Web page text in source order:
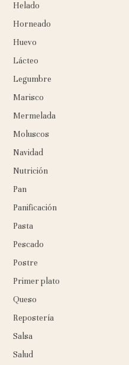
Helado
Horneado
Huevo
Lácteo
Legumbre
Marisco
Mermelada
Moluscos
Navidad
Nutrición
Pan
Panificación
Pasta
Pescado
Postre
Primer plato
Queso
Repostería
Salsa
Salud